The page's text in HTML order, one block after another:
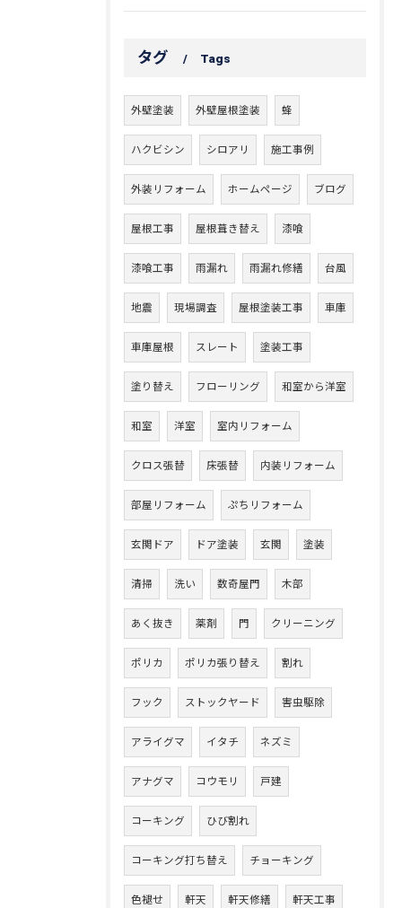
タグ Tags
外壁塗装 外壁屋根塗装 蜂
ハクビシン シロアリ 施工事例
外装リフォーム ホームページ ブログ
屋根工事 屋根葺き替え 漆喰
漆喰工事 雨漏れ 雨漏れ修繕 台風
地震 現場調査 屋根塗装工事 車庫
車庫屋根 スレート 塗装工事
塗り替え フローリング 和室から洋室
和室 洋室 室内リフォーム
クロス張替 床張替 内装リフォーム
部屋リフォーム ぷちリフォーム
玄関ドア ドア塗装 玄関 塗装
清掃 洗い 数奇屋門 木部
あく抜き 薬剤 門 クリーニング
ポリカ ポリカ張り替え 割れ
フック ストックヤード 害虫駆除
アライグマ イタチ ネズミ
アナグマ コウモリ 戸建
コーキング ひび割れ
コーキング打ち替え チョーキング
色褪せ 軒天 軒天修繕 軒天工事